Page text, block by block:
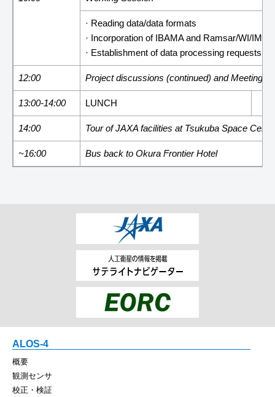
· Reading data/data formats
· Incorporation of IBAMA and Ramsar/WI/
· Establishment of data processing requests
12:00 Project discussions (continued) and Meeting
13:00-14:00 LUNCH
14:00 Tour of JAXA facilities at Tsukuba Space
~16:00 Bus back to Okura Frontier Hotel
ALOS-4
概要
観測センサ
校正・検証